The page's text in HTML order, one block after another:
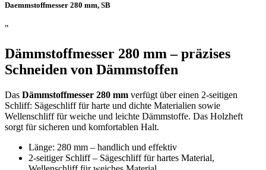
Daemmstoffmesser 280 mm, SB
"
Dämmstoffmesser 280 mm – präzises
Schneiden von Dämmstoffen
Das Dämmstoffmesser 280 mm verfügt über einen 2-seitigen
Schliff: Sägeschliff für harte und dichte Materialien sowie
Wellenschliff für weiche und leichte Dämmstoffe. Das Holzheft
sorgt für sicheren und komfortablen Halt.
Länge: 280 mm – handlich und effektiv
2-seitiger Schliff – Sägeschliff für hartes Material,